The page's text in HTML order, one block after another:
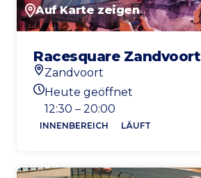
Auf Karte zeigen
Racesquare Zandvoort
Standort
Zandvoort
Heutigen Öffnungszeiten
Heute geöffnet
12:30 – 20:00
INNENBEREICH LÄUFT